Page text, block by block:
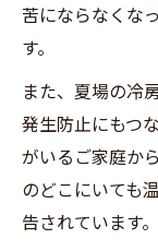
苦にならなくな
す。
また、夏場の冷
発生防止にもつ
がいるご家庭か
のどこにいても
告されています。